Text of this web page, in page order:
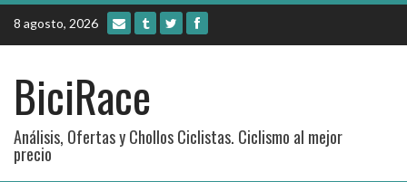
Skip
content
8 agosto, 2026
BiciRace
Análisis, Ofertas y Chollos Ciclistas. Ciclismo al mejor
precio